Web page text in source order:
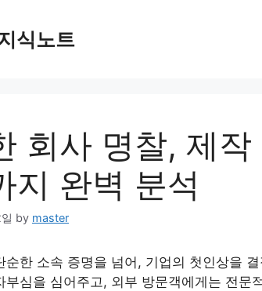
식노트
회사 명찰, 제
지 완벽 분석
by master
순한 소속 증명을 넘어, 기업의 첫인상을
부심을 심어주고, 외부 방문객에게는 전문